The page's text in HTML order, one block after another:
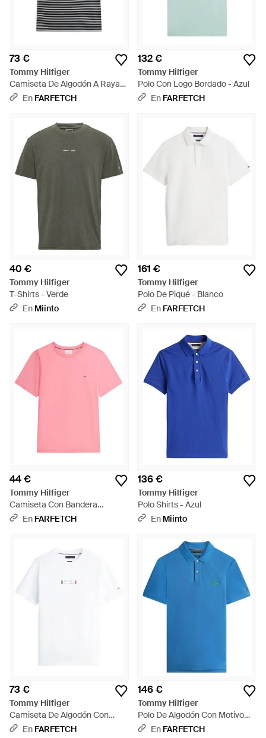
73 €
Tommy Hilfiger
Camiseta De Algodón A Rayas
- Azul
En FARFETCH
132 €
Tommy Hilfiger
Polo Con Logo Bordado - Azul
En FARFETCH
40 €
Tommy Hilfiger
T-Shirts - Verde
En Miinto
161 €
Tommy Hilfiger
Polo De Piqué - Blanco
En FARFETCH
44 €
Tommy Hilfiger
Camiseta Con Bandera
Bordada Y Cuello Redondo -
En FARFETCH
136 €
Tommy Hilfiger
Polo Shirts - Azul
En Miinto
73 €
Tommy Hilfiger
Camiseta De Algodón Con
Logo Estampado - Blanco
En FARFETCH
146 €
Tommy Hilfiger
Polo De Algodón Con Motivo
Del Logo - Azul
En FARFETCH